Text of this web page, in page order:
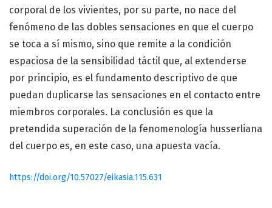
corporal de los vivientes, por su parte, no nace del
fenómeno de las dobles sensaciones en que el cuerpo
se toca a sí mismo, sino que remite a la condición
espaciosa de la sensibilidad táctil que, al extenderse
por principio, es el fundamento descriptivo de que
puedan duplicarse las sensaciones en el contacto entre
miembros corporales. La conclusión es que la
pretendida superación de la fenomenología husserliana
del cuerpo es, en este caso, una apuesta vacía.
https://doi.org/10.57027/eikasia.115.631